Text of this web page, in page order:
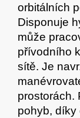
orbitálních
Disponuje
může
přívodního
sítě. Je
prostorách.
pohyb, díky